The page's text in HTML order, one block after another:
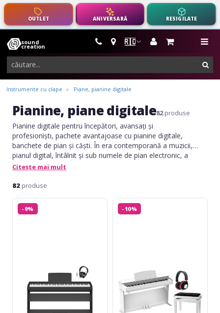
OUTLET ANIVERSARĂ RESIGILATE
🇷🇴
sound
creation
instrumente
muzicale,
echipamente
pro-
audio
Instrumente cu clape Piane, pianine digitale
Pianine, piane digitale82produse
Pianine digitale pentru începători, avansați și
profesioniști, pachete avantajoase cu pianine digitale,
banchete de pian și căști. În era contemporană a muzicii,
pianul digital, întâlnit și sub numele de pian electronic, a
devenit un instrument tot mai căutat, de la începători, până
pianină digitală reușește să reproducă sunetul și experiența
versatilă și compactă.
Citește mai mult
82 produse
Yamaha
P- -9%
Orla
CDP--10%